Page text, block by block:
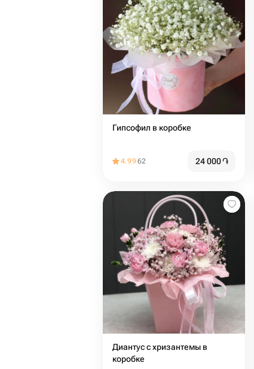
Гипсофил в коробке
4.9962 24 000֏
Диантус с хризантемы в
коробке